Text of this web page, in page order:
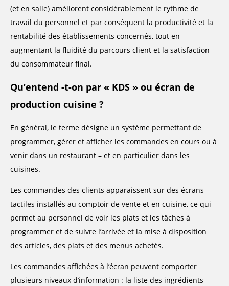
(et en salle) améliorent considérablement le rythme de
travail du personnel et par conséquent la productivité et la
rentabilité des établissements concernés, tout en
augmentant la fluidité du parcours client et la satisfaction
du consommateur final.
Qu’entend -t-on par « KDS » ou écran de
production cuisine ?
En général, le terme désigne un système permettant de
programmer, gérer et afficher les commandes en cours ou à
venir dans un restaurant – et en particulier dans les
cuisines.
Les commandes des clients apparaissent sur des écrans
tactiles installés au comptoir de vente et en cuisine, ce qui
permet au personnel de voir les plats et les tâches à
programmer et de suivre l’arrivée et la mise à disposition
des articles, des plats et des menus achetés.
Les commandes affichées à l’écran peuvent comporter
plusieurs niveaux d’information : la liste des ingrédients